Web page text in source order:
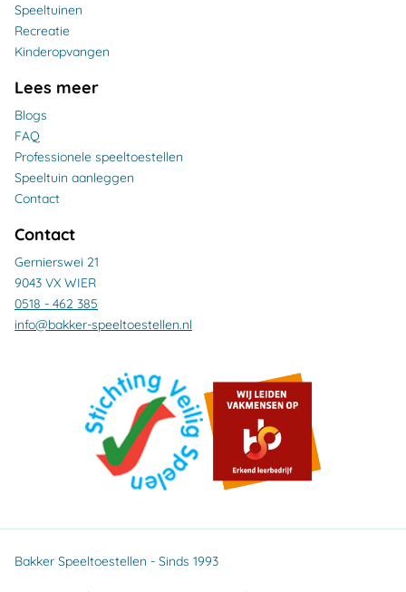
Speeltuinen
Recreatie
Kinderopvangen
Lees meer
Blogs
FAQ
Professionele speeltoestellen
Speeltuin aanleggen
Contact
Contact
Gernierswei 21
9043 VX WIER
0518 - 462 385
info@bakker-speeltoestellen.nl
Bakker Speeltoestellen - Sinds 1993